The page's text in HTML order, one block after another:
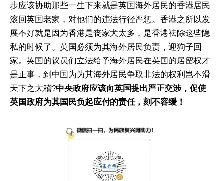
步应该协助那些一生下来就是英国海外居民的香港居民
滚回英国老家，对他们的违法行径严惩。香港之所以发
展不好就是因为香港是丧家犬太多，是香港祛除这些隐
私的时候了。英国必须为其海外居民负责，迎狗子回
家。英国的议员们立法给予海外居民在英国的居留权才
是正事，到中国为为其海外居民争取非法的权利岂不滑
天下之大稽?中央政府应该向英国提出严正交涉，促使
英国政府为其国民负起应付的责任，刻不容缓！